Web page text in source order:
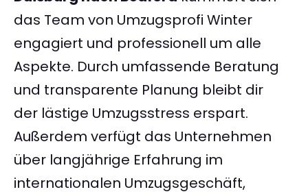
das Team von Umzugsprofi Winter
engagiert und professionell um alle
Aspekte. Durch umfassende Beratung
und transparente Planung bleibt dir
der lästige Umzugsstress erspart.
Außerdem verfügt das Unternehmen
über langjährige Erfahrung im
internationalen Umzugsgeschäft,